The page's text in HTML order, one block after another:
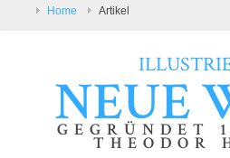
Home Artikel
NEUE
GEGRÜNDET
THEODOR